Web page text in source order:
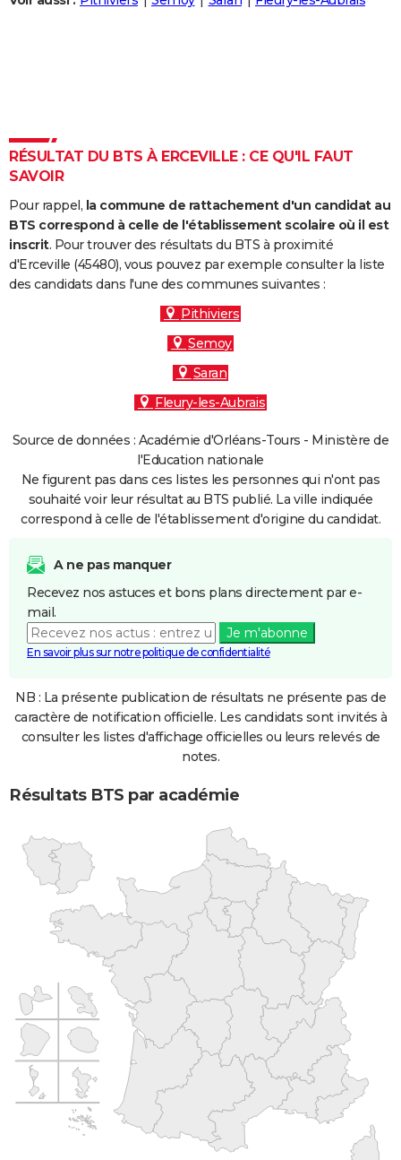
Carte de Noël
Carte Bonne année
Carte Saint-Valentin
Carte Pâques
Carte d'anniversaire
Dictionnaire
Biographies
Citations
Expressions
Proverbes
PROGRAMME TV
COPAINS D'AVANT
S'inscrire
Se connecter
Lycées
Collèges
Primaires
Universités
Entreprises
Service militaire
Avis de recherche
AVIS DE DÉCÈS
RÉSULTAT DU BTS À ERCEVILLE : CE QU'IL FAUT
SAVOIR
Pour rappel, la commune de rattachement d'un candidat au
BTS correspond à celle de l'établissement scolaire où il est
inscrit. Pour trouver des résultats du BTS à proximité
d'Erceville (45480), vous pouvez par exemple consulter la liste
des candidats dans l'une des communes suivantes :
Pithiviers
Semoy
Saran
Fleury-les-Aubrais
Source de données : Académie d'Orléans-Tours - Ministère de
l'Education nationale
Ne figurent pas dans ces listes les personnes qui n'ont pas
souhaité voir leur résultat au BTS publié. La ville indiquée
correspond à celle de l'établissement d'origine du candidat.
A ne pas manquer
Recevez nos astuces et bons plans directement par e-
mail.
Je m'abonne
En savoir plus sur notre politique de confidentialité
NB : La présente publication de résultats ne présente pas de
caractère de notification officielle. Les candidats sont invités à
consulter les listes d'affichage officielles ou leurs relevés de
notes.
Résultats BTS par académie